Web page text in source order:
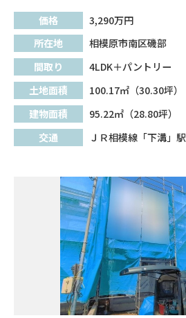
価格 3,290万円
所在地
相模原市南区磯部
間取り
4LDK＋パントリー
土地面積
100.17㎡（30.30坪）
建物面積
95.22㎡（28.80坪）
交通
ＪＲ相模線「下溝」